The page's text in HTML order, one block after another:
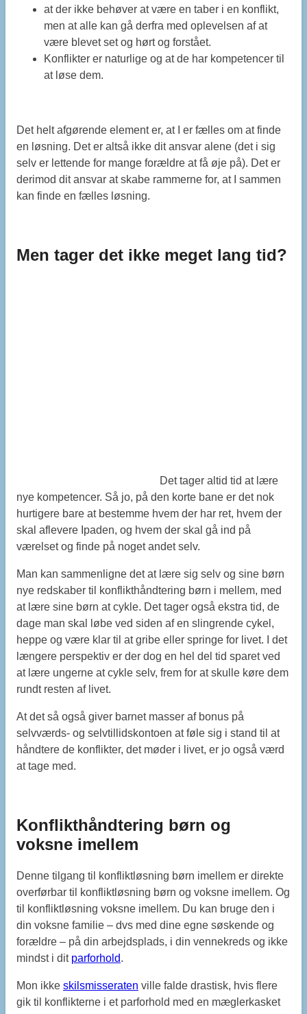
at der ikke behøver at være en taber i en konflikt,
men at alle kan gå derfra med oplevelsen af at
være blevet set og hørt og forstået.
Konflikter er naturlige og at de har kompetencer til
at løse dem.
Det helt afgørende element er, at I er fælles om at finde
en løsning. Det er altså ikke dit ansvar alene (det i sig
selv er lettende for mange forældre at få øje på). Det er
derimod dit ansvar at skabe rammerne for, at I sammen
kan finde en fælles løsning.
Men tager det ikke meget lang tid?
Det tager altid tid at lære
nye kompetencer. Så jo, på den korte bane er det nok
hurtigere bare at bestemme hvem der har ret, hvem der
skal aflevere Ipaden, og hvem der skal gå ind på
værelset og finde på noget andet selv.
Man kan sammenligne det at lære sig selv og sine børn
nye redskaber til konflikthåndtering børn i mellem, med
at lære sine børn at cykle. Det tager også ekstra tid, de
dage man skal løbe ved siden af en slingrende cykel,
heppe og være klar til at gribe eller springe for livet. I det
længere perspektiv er der dog en hel del tid sparet ved
at lære ungerne at cykle selv, frem for at skulle køre dem
rundt resten af livet.
At det så også giver barnet masser af bonus på
selvværds- og selvtillidskontoen at føle sig i stand til at
håndtere de konflikter, det møder i livet, er jo også værd
at tage med.
Konflikthåndtering børn og
voksne imellem
Denne tilgang til konfliktløsning børn imellem er direkte
overførbar til konfliktløsning børn og voksne imellem. Og
til konfliktløsning voksne imellem. Du kan bruge den i
din voksne familie – dvs med dine egne søskende og
forældre – på din arbejdsplads, i din vennekreds og ikke
mindst i dit parforhold.
Mon ikke skilsmisseraten ville falde drastisk, hvis flere
gik til konflikterne i et parforhold med en mæglerkasket